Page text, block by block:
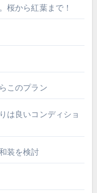
桜から紅葉まで！
このプラン
は良いコンディショ
装を検討